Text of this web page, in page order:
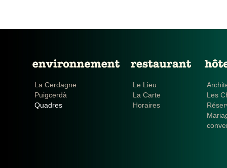
La Cerdagne
Puigcerdà
Quadres
Le Lieu
La Carte
Horaires
Les